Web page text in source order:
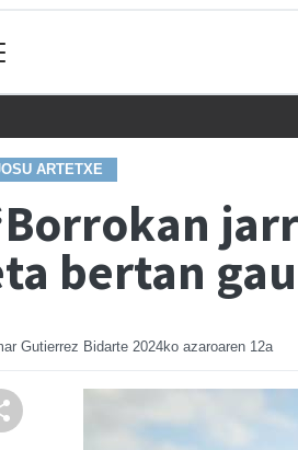
ARTETXE
bertan
Gutierrez Bidarte 2024ko azaroaren 12a